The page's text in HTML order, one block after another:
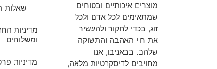
מוצרים איכותיים ובטוחים
שמתאימים לכל אדם ולכל
זוג, בכדי לחקור ולהעשיר
את חיי האהבה והתשוקה
שלהם. בבאניבו, אנו
מחויבים לדיסקרטיות מלאה,
שאלות
מדיניות
ומשלוחים
מדיניות